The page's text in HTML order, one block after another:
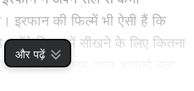
और पढ़ें
इरफान की फिल्में भी ऐसी हैं कि
पायेंगे कि इनमें सीखने के लिए कितना
के बारे में हम आज आपको बता